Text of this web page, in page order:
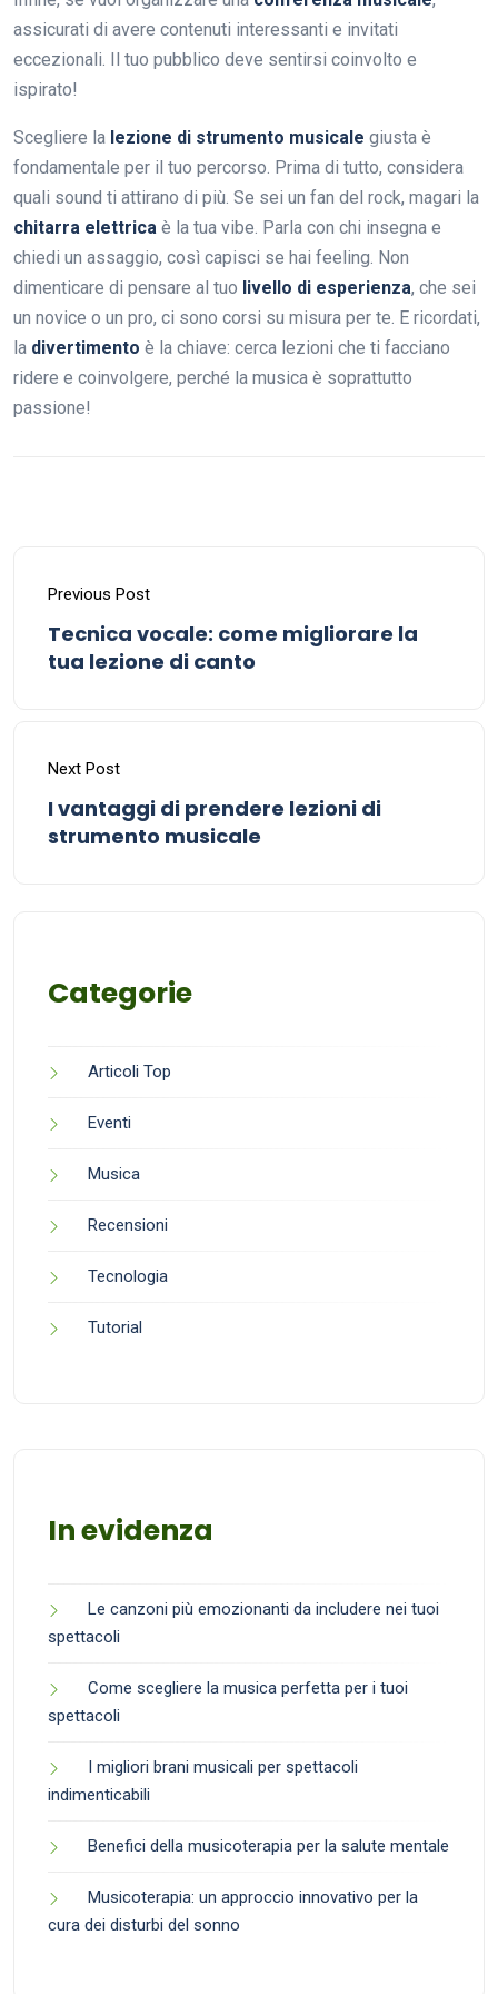
assicurati di avere contenuti interessanti e invitati
eccezionali. Il tuo pubblico deve sentirsi coinvolto e
ispirato!
Scegliere la lezione di strumento musicale giusta è
fondamentale per il tuo percorso. Prima di tutto, considera
quali sound ti attirano di più. Se sei un fan del rock, magari la
chitarra elettrica è la tua vibe. Parla con chi insegna e
chiedi un assaggio, così capisci se hai feeling. Non
dimenticare di pensare al tuo livello di esperienza, che sei
un novice o un pro, ci sono corsi su misura per te. E ricordati,
la divertimento è la chiave: cerca lezioni che ti facciano
ridere e coinvolgere, perché la musica è soprattutto
passione!
Previous Post
Tecnica vocale: come migliorare la
tua lezione di canto
Next Post
I vantaggi di prendere lezioni di
strumento musicale
Categorie
Articoli Top
Eventi
Musica
Recensioni
Tecnologia
Tutorial
In evidenza
Le canzoni più emozionanti da includere nei tuoi
spettacoli
Come scegliere la musica perfetta per i tuoi
spettacoli
I migliori brani musicali per spettacoli
indimenticabili
Benefici della musicoterapia per la salute mentale
Musicoterapia: un approccio innovativo per la
cura dei disturbi del sonno